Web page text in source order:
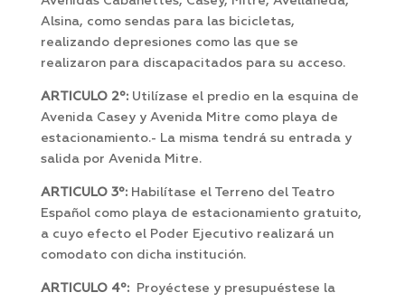
Alsina, como sendas para las bicicletas,
realizando depresiones como las que se
realizaron para discapacitados para su acceso.
ARTICULO 2º:Utilízase el predio en la esquina de
Avenida Casey y Avenida Mitre como playa de
estacionamiento.- La misma tendrá su entrada y
salida por Avenida Mitre.
ARTICULO 3º:Habilítase el Terreno del Teatro
Español como playa de estacionamiento gratuito,
a cuyo efecto el Poder Ejecutivo realizará un
comodato con dicha institución.
ARTICULO 4º:Proyéctese y presupuéstese la